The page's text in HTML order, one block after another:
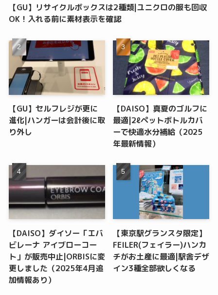
【GU】リサイクルボックスは2種類|ユニクロの服も回収
OK！入れる前に素材表示を確認
【GU】セルフレジが更に
進化|ハンガーは会計後に取
り外し
【DAISO】真夏のゴルフに
最適|2ℓペットボトルカバ
ーで快適水分補給（2025
年最新情報）
【DAISO】ダイソー「エバ
ビレーナ アイブローコー
ト」が販売中止|ORBISに変
更しました（2025年4月追
加情報あり）
【東京駅グランスタ限定】
FEILER(フェイラー)ハンカ
チがお土産に最適|駅舎デザ
イン3種全部欲しくなる